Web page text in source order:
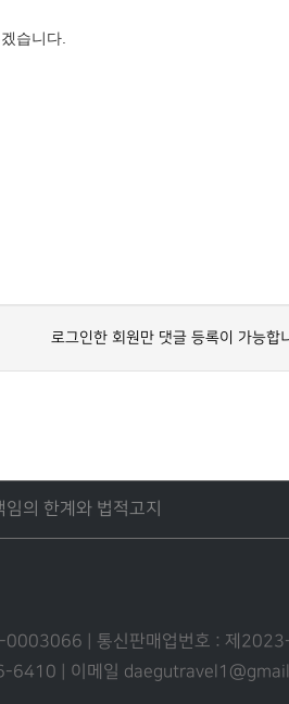
습니다.
로그인한 회원만 댓글 등록이 가능합
임의 한계와 법적고지
| 통신판매업번호 : 제
| 이메일